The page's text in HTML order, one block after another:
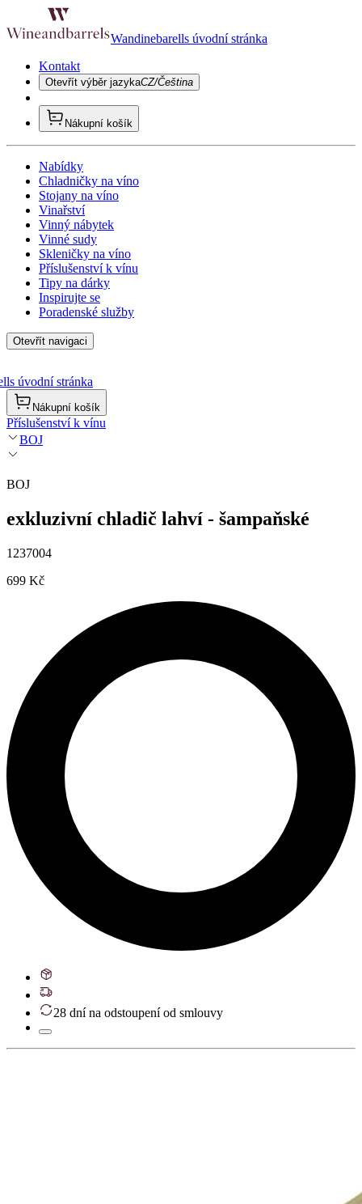
Wandinebarells úvodní stránka
Kontakt
Otevřít výběr jazykaCZ/Čeština
Nákupní košík
Nabídky
Chladničky na víno
Stojany na víno
Vinařství
Vinný nábytek
Vinné sudy
Skleničky na víno
Příslušenství k vínu
Tipy na dárky
Inspirujte se
Poradenské služby
Otevřít navigaci
úvodní stránka
Nákupní košík
Příslušenství k vínu
BOJ
BOJ
exkluzivní chladič lahví - šampaňské
1237004
699 Kč
28 dní na odstoupení od smlouvy